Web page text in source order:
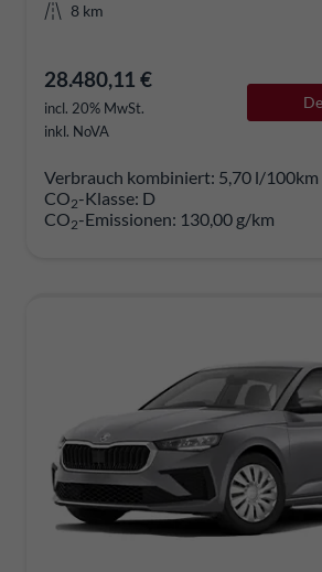
8 km
28.480,11 €
incl. 20% MwSt.
inkl. NoVA
Verbrauch kombiniert: 5,70 l/100km
CO2-Klasse: D
CO2-Emissionen: 130,00 g/km